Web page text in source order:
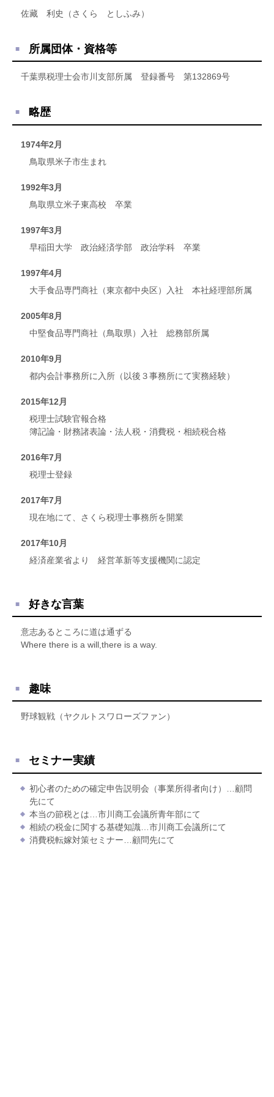
佐藏 利史（さくら としふみ）
所属団体・資格等
千葉県税理士会市川支部所属 登録番号 第132869号
略歴
1974年2月
鳥取県米子市生まれ
1992年3月
鳥取県立米子東高校 卒業
1997年3月
早稲田大学 政治経済学部 政治学科 卒業
1997年4月
大手食品専門商社（東京都中央区）入社 本社経理部所属
2005年8月
中堅食品専門商社（鳥取県）入社 総務部所属
2010年9月
都内会計事務所に入所（以後３事務所にて実務経験）
2015年12月
税理士試験官報合格
簿記論・財務諸表論・法人税・消費税・相続税合格
2016年7月
税理士登録
2017年7月
現在地にて、さくら税理士事務所を開業
2017年10月
経済産業省より 経営革新等支援機関に認定
好きな言葉
意志あるところに道は通ずる
Where there is a will,there is a way.
趣味
野球観戦（ヤクルトスワローズファン）
セミナー実績
初心者のための確定申告説明会（事業所得者向け）…顧問
先にて
本当の節税とは…市川商工会議所青年部にて
相続の税金に関する基礎知識…市川商工会議所にて
消費税転嫁対策セミナー…顧問先にて